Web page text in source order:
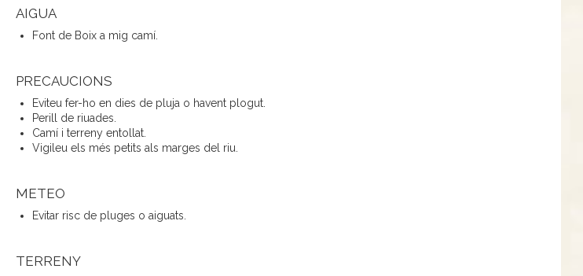
AIGUA
Font de Boix a mig camí.
PRECAUCIONS
Eviteu fer-ho en dies de pluja o havent plogut.
Perill de riuades.
Camí i terreny entollat.
Vigileu els més petits als marges del riu.
METEO
Evitar risc de pluges o aiguats.
TERRENY